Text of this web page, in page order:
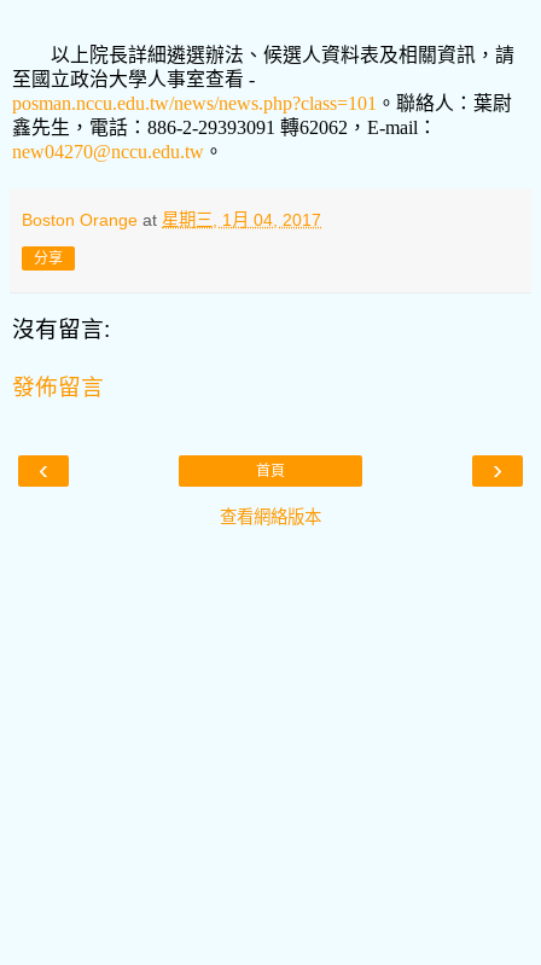
以上院長詳細遴選辦法、候選人資料表及相關資訊，請
至國立政治大學人事室查看 -
posman.nccu.edu.tw/news/news.php?class=101 。聯絡人：葉尉
鑫先生，電話： 886-2-29393091 轉62062 ， E-mail ：
new04270@nccu.edu.tw 。
Boston Orange at 星期三, 1月 04, 2017
分享
沒有留言:
發佈留言
‹ ›
首頁
查看網絡版本